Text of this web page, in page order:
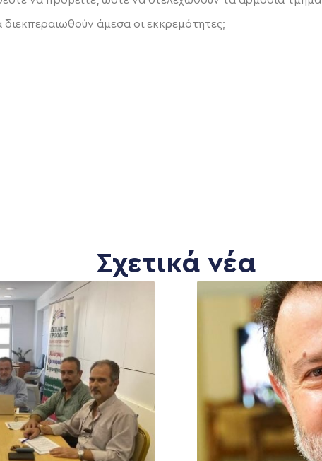
διεκπεραιωθούν άμεσα οι εκκρεμότητες;
Σχετικά νέα